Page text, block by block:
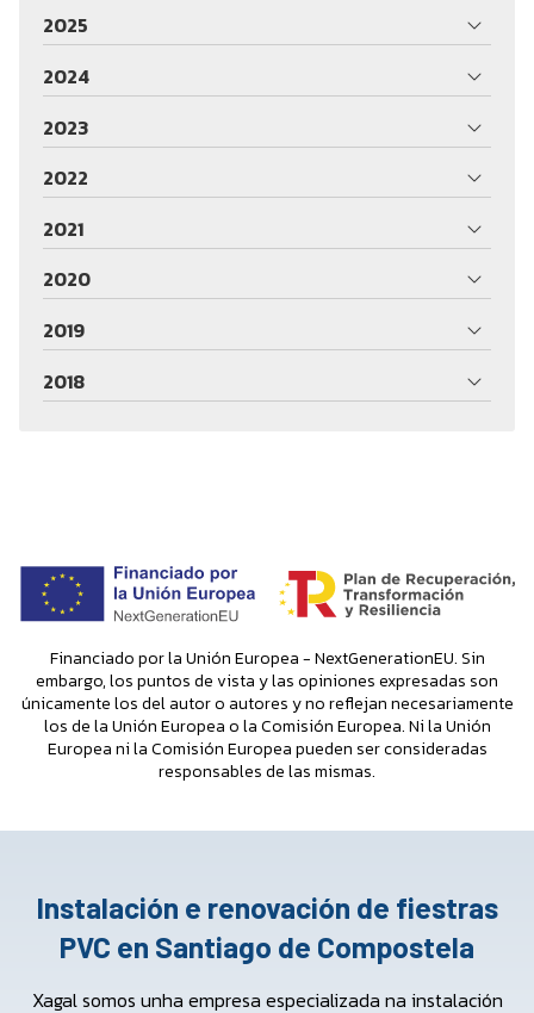
2025
2024
2023
2022
2021
2020
2019
2018
Financiado por la Unión Europea - NextGenerationEU. Sin
embargo, los puntos de vista y las opiniones expresadas son
únicamente los del autor o autores y no reflejan necesariamente
los de la Unión Europea o la Comisión Europea. Ni la Unión
Europea ni la Comisión Europea pueden ser consideradas
responsables de las mismas.
Instalación e renovación de fiestras
PVC en Santiago de Compostela
Xagal somos unha empresa especializada na instalación